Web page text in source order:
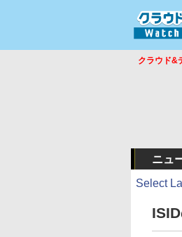
クラウド&
ニュ
Select